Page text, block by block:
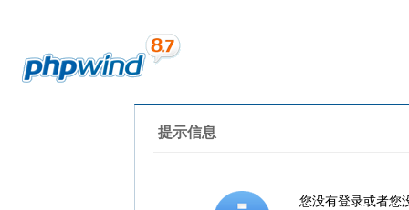
提示信息
您没有登录或者您